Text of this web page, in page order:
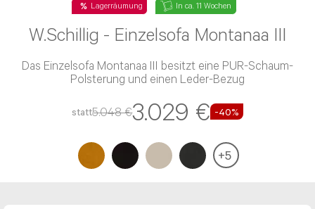
* Die mit einem * gekennzeichneten
Lagerräumung In ca. 11 Wochen
W.Schillig - Einzelsofa Montanaa III
Das Einzelsofa Montanaa III besitzt eine PUR-Schaum-
Polsterung und einen Leder-Bezug
statt5.048 €3.029 € -40%
+5